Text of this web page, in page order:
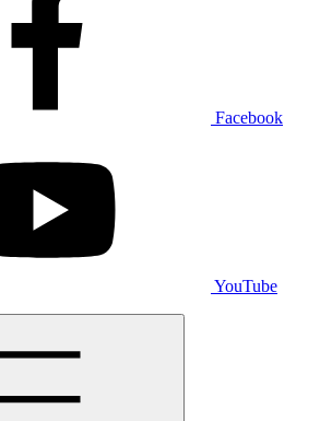
Facebook
YouTube